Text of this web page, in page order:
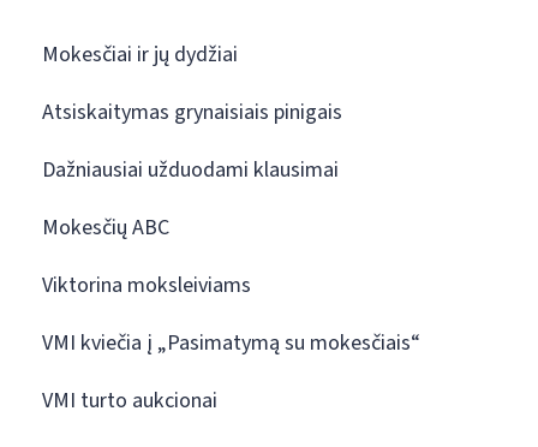
Mokesčiai ir jų dydžiai
Atsiskaitymas grynaisiais pinigais
Dažniausiai užduodami klausimai
Mokesčių ABC
Viktorina moksleiviams
VMI kviečia į „Pasimatymą su mokesčiais“
VMI turto aukcionai